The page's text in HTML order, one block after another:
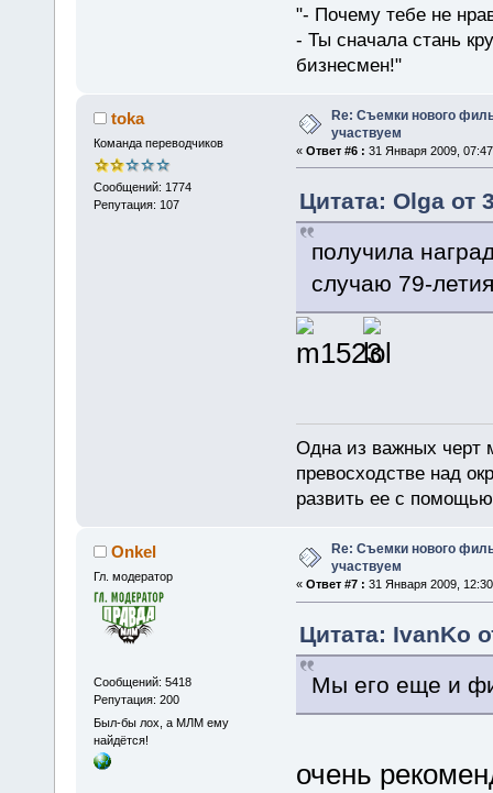
"- Почему тебе не
- Ты сначала стань
бизнесмен!"
toka
Команда переводчиков
Сообщений: 1774
Репутация: 107
Re: Съемки нового
участвуем
« Ответ #6 : 31 Января 2009,
Цитата: Olga от
получила
случаю 79-
Одна из важных черт
превосходстве над
развить ее с
Onkel
Гл. модератор
Сообщений: 5418
Репутация: 200
Был-бы лох, а МЛМ ему
найдётся!
Re: Съемки нового
участвуем
« Ответ #7 : 31 Января 2009,
Цитата: IvanKo
Мы его еще и
очень